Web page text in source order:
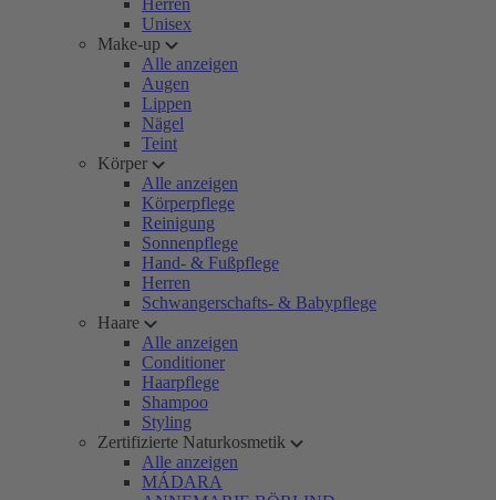
Herren
Unisex
Make-up
Alle anzeigen
Augen
Lippen
Nägel
Teint
Körper
Alle anzeigen
Körperpflege
Reinigung
Sonnenpflege
Hand- & Fußpflege
Herren
Schwangerschafts- & Babypflege
Haare
Alle anzeigen
Conditioner
Haarpflege
Shampoo
Styling
Zertifizierte Naturkosmetik
Alle anzeigen
MÁDARA